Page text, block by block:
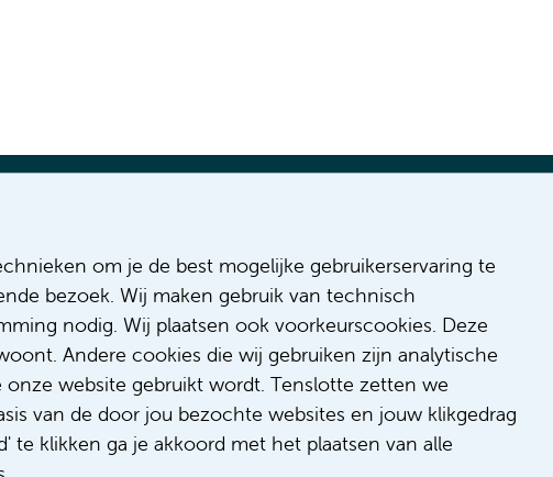
om je de best mogelijke gebruikerservaring te
bezoek. Wij maken gebruik van technisch
nodig. Wij plaatsen ook voorkeurscookies. Deze
Andere cookies die wij gebruiken zijn analytische
website gebruikt wordt. Tenslotte zetten we
van de door jou bezochte websites en jouw klikgedrag
klikken ga je akkoord met het plaatsen van alle
us
& Inclusion
of conduct
feedback
suggestion